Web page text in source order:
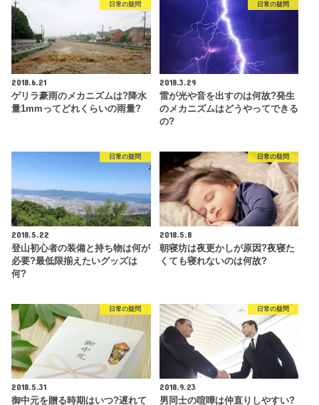
日常の疑問
2018.6.21
ゲリラ豪雨のメカニズムは?降水
量1mmってどれくらいの雨量?
日常の疑問
2018.3.29
雷が光や音を出すのは何故?発生
のメカニズムはどうやってできる
の?
日常の疑問
2018.5.22
登山初心者の装備と持ち物は何が
必要?最低限揃えたいグッズは
何?
日常の疑問
2018.5.8
朝寝坊は夜更かしが原因?夜寝た
くても寝れないのは何故?
日常の疑問
2018.5.31
御中元を贈る時期はいつ?遅れて
日常の疑問
2018.9.23
男同士の喧嘩は仲直りしやすい?